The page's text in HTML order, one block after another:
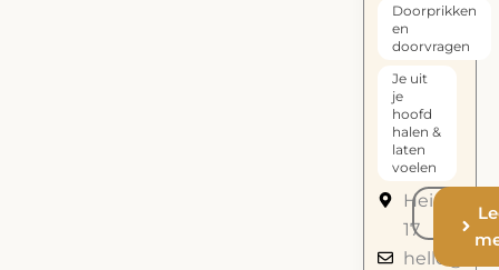
Doorprikken
en
doorvragen
Je uit
je
hoofd
halen &
laten
voelen
Heidehof
17
call